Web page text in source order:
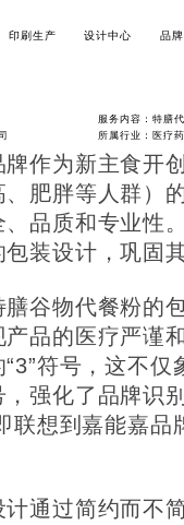
印刷生产 设计中心 品
服务内容：特膳
所属行业：医疗
作为新主食开
、肥胖等人群
品质和专业性
装设计，巩固
谷物代餐粉的
品的医疗严谨
符号，这不
强化了品牌识
联想到嘉能嘉
通过简约而不